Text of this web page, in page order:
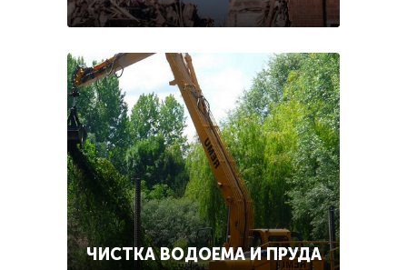
ЧИСТКА ВОДОЕМА И ПРУДА